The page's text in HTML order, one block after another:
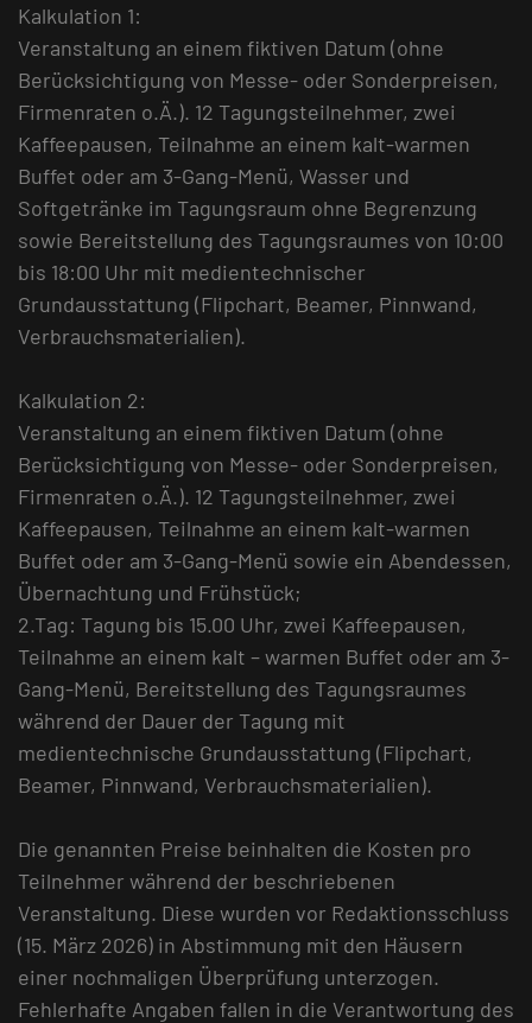
Kalkulation 1:
Veranstaltung an einem fiktiven Datum (ohne
Berücksichtigung von Messe- oder Sonderpreisen,
Firmenraten o.Ä.). 12 Tagungsteilnehmer, zwei
Kaffeepausen, Teilnahme an einem kalt-warmen
Buffet oder am 3-Gang-Menü, Wasser und
Softgetränke im Tagungsraum ohne Begrenzung
sowie Bereitstellung des Tagungsraumes von 10:00
bis 18:00 Uhr mit medientechnischer
Grundausstattung (Flipchart, Beamer, Pinnwand,
Verbrauchsmaterialien).
Kalkulation 2:
Veranstaltung an einem fiktiven Datum (ohne
Berücksichtigung von Messe- oder Sonderpreisen,
Firmenraten o.Ä.). 12 Tagungsteilnehmer, zwei
Kaffeepausen, Teilnahme an einem kalt-warmen
Buffet oder am 3-Gang-Menü sowie ein Abendessen,
Übernachtung und Frühstück;
2.Tag: Tagung bis 15.00 Uhr, zwei Kaffeepausen,
Teilnahme an einem kalt – warmen Buffet oder am 3-
Gang-Menü, Bereitstellung des Tagungsraumes
während der Dauer der Tagung mit
medientechnische Grundausstattung (Flipchart,
Beamer, Pinnwand, Verbrauchsmaterialien).
Die genannten Preise beinhalten die Kosten pro
Teilnehmer während der beschriebenen
Veranstaltung. Diese wurden vor Redaktionsschluss
(15. März 2026) in Abstimmung mit den Häusern
einer nochmaligen Überprüfung unterzogen.
Fehlerhafte Angaben fallen in die Verantwortung des